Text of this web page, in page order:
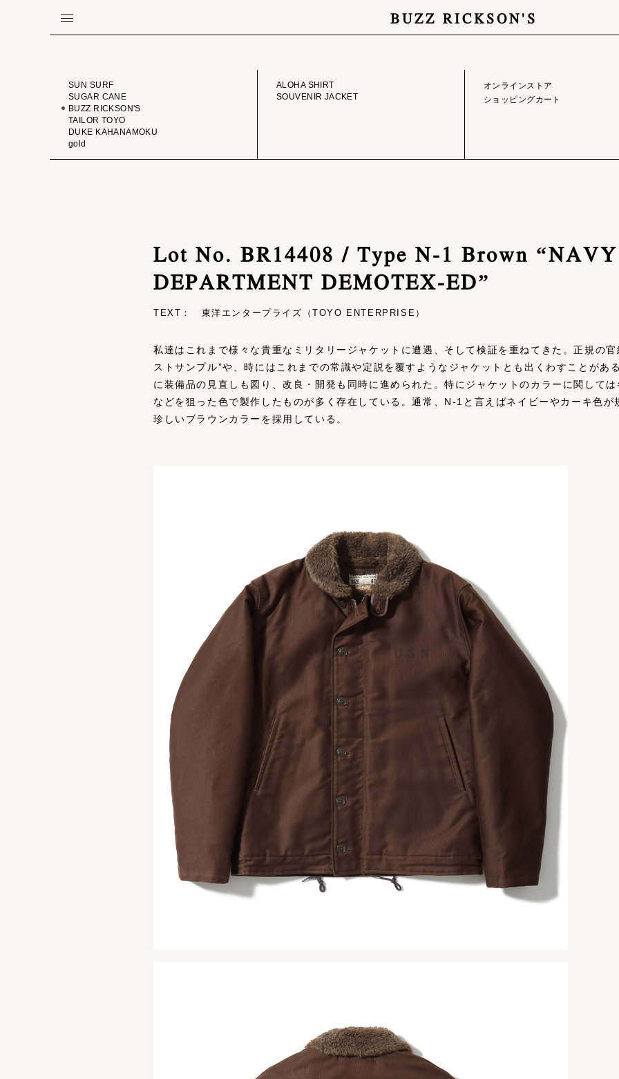
BUZZ RICKSON'S
BRAND ONLINE STORE
SUN SURF
SUGAR CANE
BUZZ RICKSON'S
TAILOR TOYO
DUKE KAHANAMOKU
gold
ALOHA SHIRT
SOUVENIR JACKET
オンラインストア
ショッピングカート
Lot No. BR14408 / Type N-1 Brown “NAVY
DEPARTMENT DEMOTEX-ED”
TEXT： 東洋エンタープライズ（TOYO ENTERPRISE）
私達はこれまで様々な貴重なミリタリージャケットに遭遇、そして検証を重ねてきた。正規の
ストサンプル”や、時にはこれまでの常識や定説を覆すようなジャケットとも出くわすことがあ
に装備品の見直しも図り、改良・開発も同時に進められた。特にジャケットのカラーに関して
などを狙った色で製作したものが多く存在している。通常、N-1と言えばネイビーやカーキ色
珍しいブラウンカラーを採用している。